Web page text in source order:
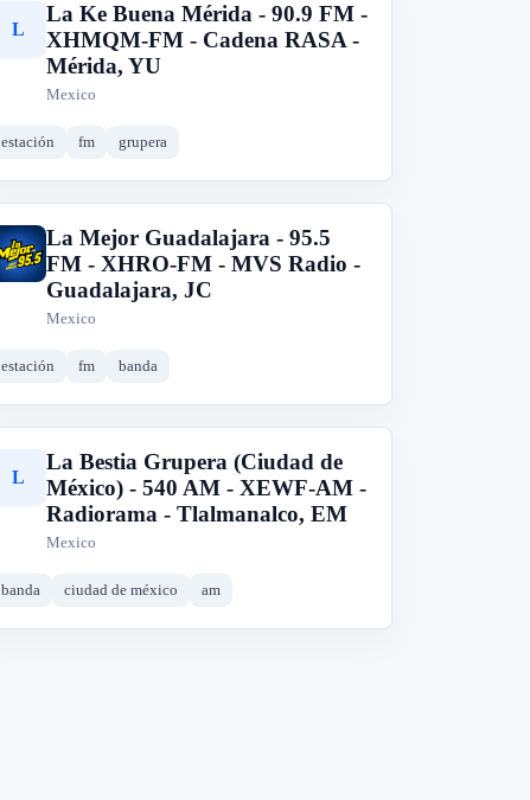
L
La Ke Buena Mérida - 90.9 FM -
XHMQM-FM - Cadena RASA -
Mérida, YU
Mexico
estación fm grupera
L
La Mejor Guadalajara - 95.5
FM - XHRO-FM - MVS Radio -
Guadalajara, JC
Mexico
estación fm banda
L
La Bestia Grupera (Ciudad de
México) - 540 AM - XEWF-AM -
Radiorama - Tlalmanalco, EM
Mexico
banda ciudad de méxico am